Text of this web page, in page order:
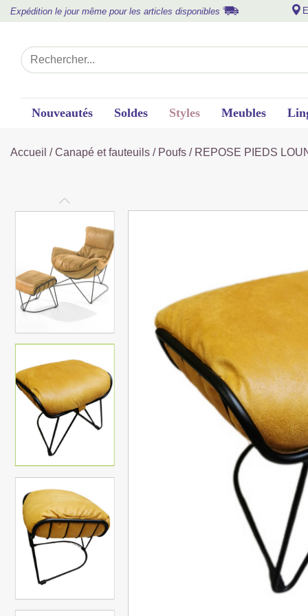
Expédition le jour même pour les articles disponibles
Nouveautés Soldes Styles Meubles
Accueil /Canapé et fauteuils / Poufs / REPOSE PIEDS